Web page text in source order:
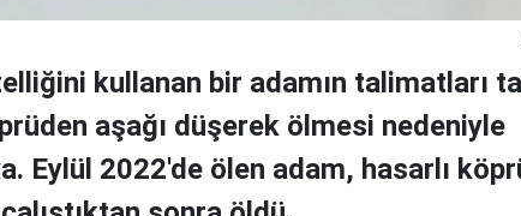
kullanan bir adamın talimatları
aşağı düşerek ölmesi nedeniyle
Eylül 2022'de ölen adam, hasarlı